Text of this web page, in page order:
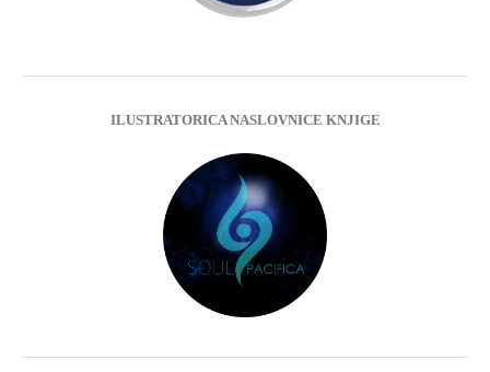
ILUSTRATORICA NASLOVNICE KNJIGE